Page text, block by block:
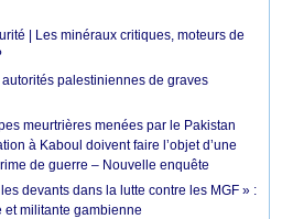
| Les minéraux critiques, moteurs de
palestiniennes de graves
meurtrières menées par le Pakistan
à Kaboul doivent faire l’objet d’une
de guerre – Nouvelle enquête
devants dans la lutte contre les MGF » :
et militante gambienne